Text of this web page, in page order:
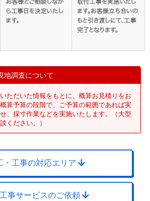
地調査について
ただいた情報をもとに、概算お見積りをお
算予算の段階で、ご予算の範囲であれば実
、採寸作業などを実施いたします。（大型
ください。）
・工事の対応エリア
事サービスのご依頼